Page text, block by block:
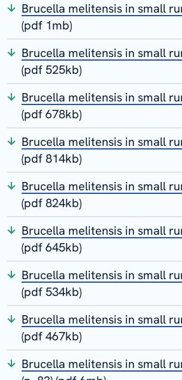
Brucella melitensis in small
(pdf 1mb)
Brucella melitensis in small
(pdf 525kb)
Brucella melitensis in small
(pdf 678kb)
Brucella melitensis in small
(pdf 814kb)
Brucella melitensis in small
(pdf 824kb)
Brucella melitensis in small
(pdf 645kb)
Brucella melitensis in small
(pdf 534kb)
Brucella melitensis in small
(pdf 467kb)
Brucella melitensis in small